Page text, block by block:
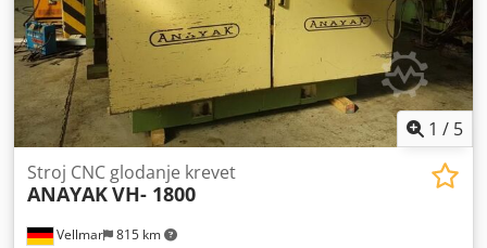
1 / 5
Vellmar 815 km
Stroj CNC glodanje krevet
ANAYAKVH- 1800